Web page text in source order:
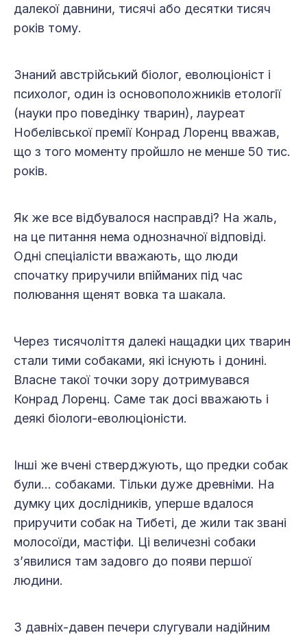
далекої давнини, тисячі або десятки тисяч
років тому.
Знаний австрійський біолог, еволюціоніст і
психолог, один із основоположників етології
(науки про поведінку тварин), лауреат
Нобелівської премії Конрад Лоренц вважав,
що з того моменту пройшло не менше 50 тис.
років.
Як же все відбувалося насправді? На жаль,
на це питання нема однозначної відповіді.
Одні спеціалісти вважають, що люди
спочатку приручили впійманих під час
полювання щенят вовка та шакала.
Через тисячоліття далекі нащадки цих тварин
стали тими собаками, які існують і до­нині.
Власне такої точки зору дотримувався
Конрад Лоренц. Саме так досі вважають і
деякі біологи-еволюціоністи.
Інші же вчені стверджують, що предки собак
були… собаками. Тільки дуже древніми. На
думку цих дослідників, уперше вдалося
приручити собак на Тибеті, де жили так звані
молосоїди, мастіфи. Ці величезні собаки
з’явилися там задовго до появи першої
людини.
З давніх-давен печери слугували надійним